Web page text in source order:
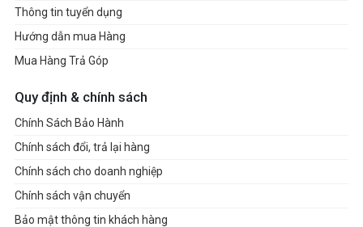
Thông tin tuyển dụng
Hướng dẫn mua Hàng
Mua Hàng Trả Góp
Quy định & chính sách
Chính Sách Bảo Hành
Chính sách đổi, trả lại hàng
Chính sách cho doanh nghiệp
Chính sách vận chuyển
Bảo mật thông tin khách hàng